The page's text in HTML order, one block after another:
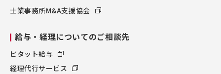
士業事務所M&A支援協会
給与・経理についてのご相談先
ピタット給与
経理代行サービス